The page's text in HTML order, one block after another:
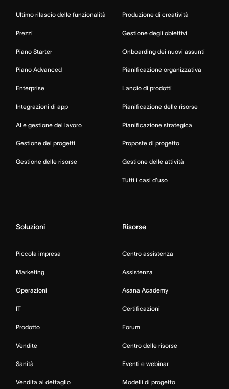
Ultimo rilascio delle funzionalità
Prezzi
Piano Starter
Piano Advanced
Enterprise
Integrazioni di app
AI e gestione del lavoro
Gestione dei progetti
Gestione delle risorse
Produzione di creatività
Gestione degli obiettivi
Onboarding dei nuovi assunti
Pianificazione organizzativa
Lancio di prodotti
Pianificazione delle risorse
Pianificazione strategica
Proposte di progetto
Gestione delle attività
Tutti i casi d’uso
Soluzioni
Piccola impresa
Marketing
Operazioni
IT
Prodotto
Vendite
Sanità
Vendita al dettaglio
Risorse
Centro assistenza
Assistenza
Asana Academy
Certificazioni
Forum
Centro delle risorse
Eventi e webinar
Modelli di progetto